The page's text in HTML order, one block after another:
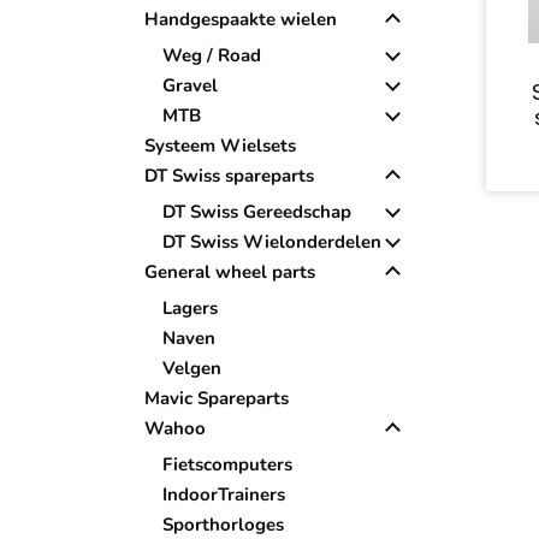
Handgespaakte wielen
Weg / Road
Gravel
MTB
Systeem Wielsets
DT Swiss spareparts
DT Swiss Gereedschap
DT Swiss Wielonderdelen
General wheel parts
Lagers
Naven
Velgen
Mavic Spareparts
Wahoo
Fietscomputers
IndoorTrainers
Sporthorloges